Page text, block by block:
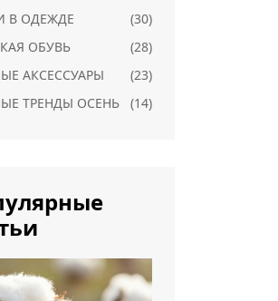
В ОДЕЖДЕ
(30)
ОБУВЬ
(28)
АКСЕССУАРЫ
(23)
ТРЕНДЫ ОСЕНЬ
(14)